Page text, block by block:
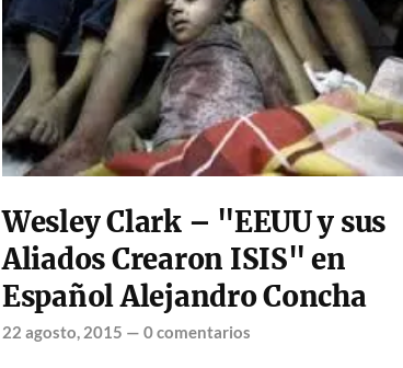
Wesley Clark – "EEUU y sus
Aliados Crearon ISIS" en
Español Alejandro Concha
22 agosto, 2015 — 0 comentarios